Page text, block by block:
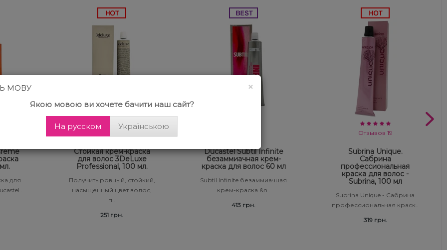
для
Отзывов 23
Стойкая крем-краска
для волос 3DeLuxe
Professional, 100 мл.
Получить ровный, стойкий,
насыщенный цвет волос,
п..
251 грн.
Ducastel Subtil Infinite
безаммиачная крем-
краска для волос 60 мл
Subtil Infinite безаммиачная
крем-краска &n..
413 грн.
Отзывов 19
Subrina Unique.
Сабрина
профессиональная
краска для волос -
Subrina, 100 мл
Subrina Unique - Сабрина
профессиональная краск..
319 грн.
×
МОВУ
Якою мовою ви хочете бачити наш сайт?
На русском Українською